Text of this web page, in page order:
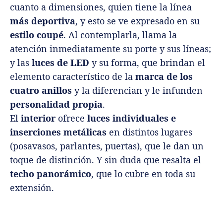
cuanto a dimensiones, quien tiene la línea
más deportiva, y esto se ve expresado en su
estilo coupé. Al contemplarla, llama la
atención inmediatamente su porte y sus líneas;
y las luces de LED y su forma, que brindan el
elemento característico de la marca de los
cuatro anillos y la diferencian y le infunden
personalidad propia.
El interior ofrece luces individuales e
inserciones metálicas en distintos lugares
(posavasos, parlantes, puertas), que le dan un
toque de distinción. Y sin duda que resalta el
techo panorámico, que lo cubre en toda su
extensión.